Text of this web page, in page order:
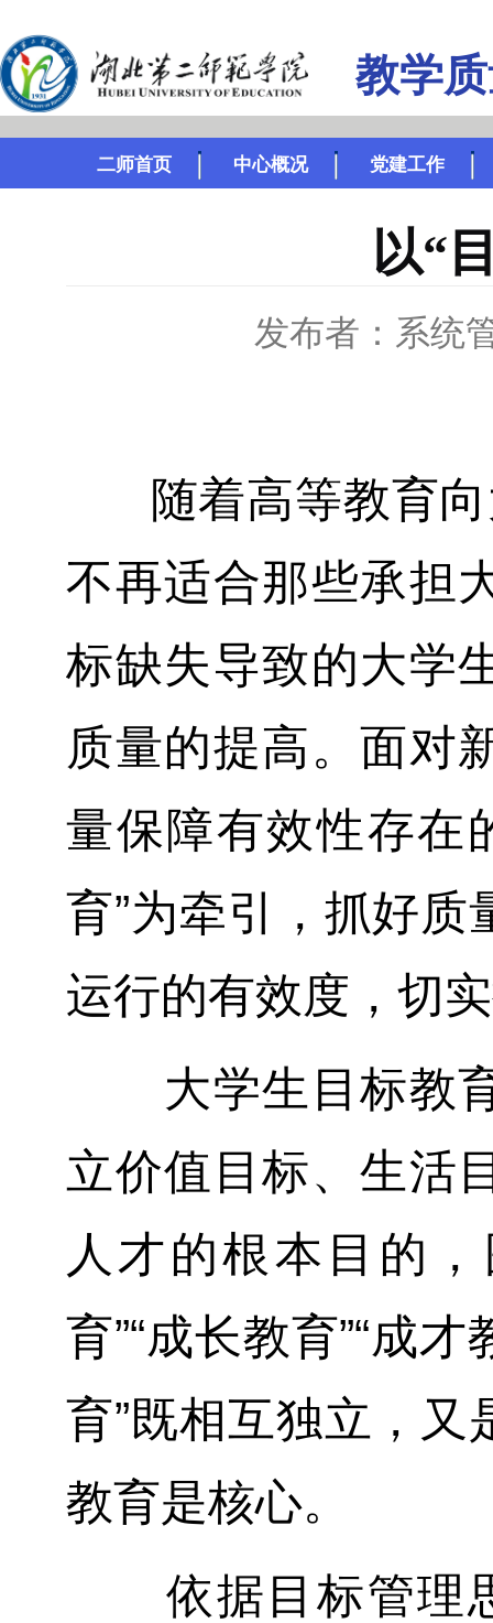
教学
二师首页 中心概况 党建工作
以“
发布者：系统
随着高等教育向
不再适合那些承担
标缺失导致的大学
质量的提高。面对
量保障有效性存在
育”为牵引，抓好
运行的有效度，切
大学生目标教育
立价值目标、生活
人才的根本目的
育”“成长教育”“成
育”既相互独立，
教育是核心。
依据目标管理思